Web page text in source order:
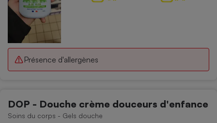
Présence d'allergènes
DOP - Douche crème douceurs d'enfance
Soins du corps - Gels douche